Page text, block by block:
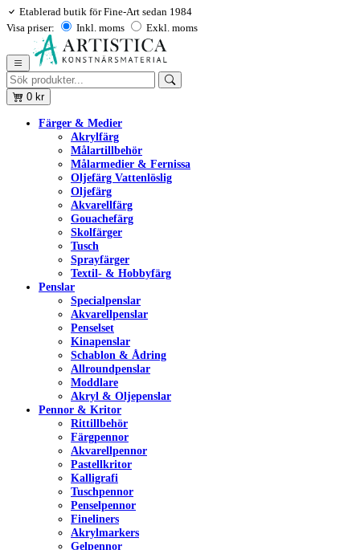
Etablerad butik för Fine-Art sedan 1984
Visa priser:
Inkl. moms Exkl. moms
0 kr
Färger & Medier
Akrylfärg
Målartillbehör
Målarmedier & Fernissa
Oljefärg Vattenlöslig
Oljefärg
Akvarellfärg
Gouachefärg
Skolfärger
Tusch
Sprayfärger
Textil- & Hobbyfärg
Penslar
Specialpenslar
Akvarellpenslar
Penselset
Kinapenslar
Schablon & Ådring
Allroundpenslar
Moddlare
Akryl & Oljepenslar
Pennor & Kritor
Rittillbehör
Färgpennor
Akvarellpennor
Pastellkritor
Kalligrafi
Tuschpennor
Penselpennor
Fineliners
Akrylmarkers
Gelpennor